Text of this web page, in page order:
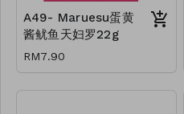
A49- Maruesu蛋黄
酱鱿鱼天妇罗22g
RM7.90